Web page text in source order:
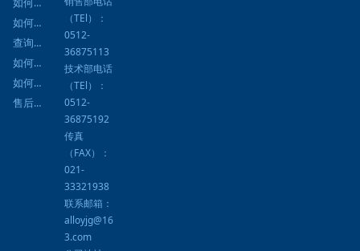
（TEl）：
0512-
36875113
技术部电话
（TEl）：
0512-
36875192
传真
（FAX）：
021-
33321938
联系邮箱：
alloyjg@16
3.com
如何询价
如何订购
查询进度
如何结算
如何提货
售后服务